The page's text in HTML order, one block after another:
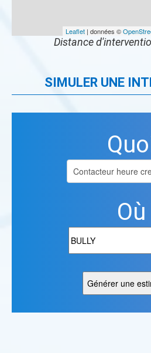
Leaflet | données ©
Distance
SIMULER UNE
Où